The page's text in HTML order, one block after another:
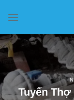
qua
dung
Tuyển Thợ